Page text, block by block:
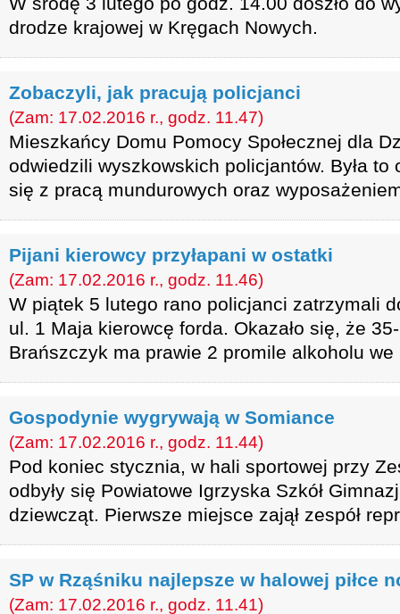
drodze krajowej w Kręgach Nowych.
Zobaczyli, jak pracują policjanci
(Zam: 17.02.2016 r., godz. 11.47)
Mieszkańcy Domu Pomocy Społecznej dla
odwiedzili wyszkowskich policjantów. Była
się z pracą mundurowych oraz
Pijani kierowcy przyłapani w ostatki
(Zam: 17.02.2016 r., godz. 11.46)
W piątek 5 lutego rano policjanci zatrzymali
ul. 1 Maja kierowcę forda. Okazało się, że
Brańszczyk ma prawie 2 promile alkoholu we
Gospodynie wygrywają w Somiance
(Zam: 17.02.2016 r., godz. 11.44)
Pod koniec stycznia, w hali sportowej przy
odbyły się Powiatowe Igrzyska Szkół
dziewcząt. Pierwsze miejsce zajął zespół
SP w Rząśniku najlepsze w halowej piłce
(Zam: 17.02.2016 r., godz. 11.41)